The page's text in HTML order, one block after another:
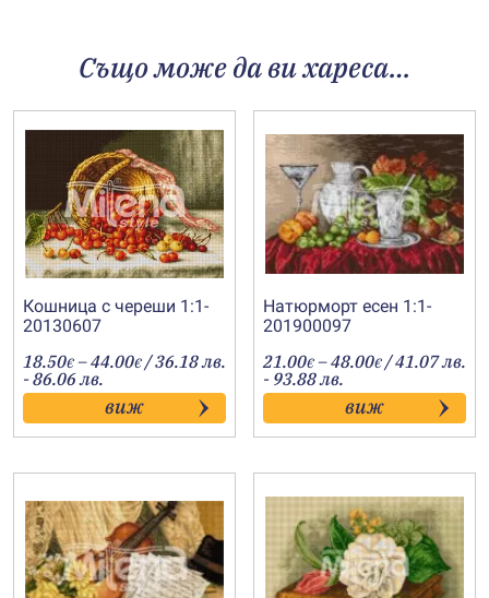
Също може да ви хареса…
Кошница с череши 1:1-
20130607
18.50€ –44.00€Price
range:
18.50€
through
44.00€
/ 36.18 лв.
- 86.06 лв.
виж
Натюрморт есен 1:1-
201900097
21.00€ –48.00€Price
range:
21.00€
through
48.00€
/ 41.07 лв.
- 93.88 лв.
виж